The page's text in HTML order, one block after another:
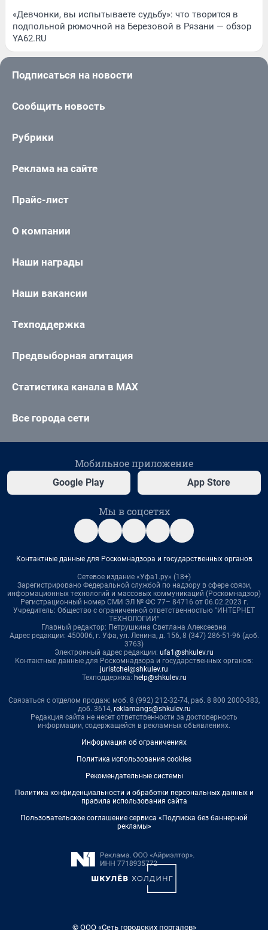
«Девчонки, вы испытываете судьбу»: что творится в
подпольной рюмочной на Березовой в Рязани — обзор
YA62.RU
Подписаться на новости
Сообщить новость
Рубрики
Реклама на сайте
Прайс-лист
О компании
Наши награды
Наши вакансии
Техподдержка
Предвыборная агитация
Статистика канала в MAX
Все города сети
Мобильное приложение
Google Play App Store
Мы в соцсетях
Контактные данные для Роскомнадзора и государственных органов
Сетевое издание «Уфа1.ру» (18+)
Зарегистрировано Федеральной службой по надзору в сфере связи,
информационных технологий и массовых коммуникаций (Роскомнадзор)
Регистрационный номер СМИ ЭЛ № ФС 77– 84716 от 06.02.2023 г.
Учредитель: Общество с ограниченной ответственностью "ИНТЕРНЕТ
ТЕХНОЛОГИИ"
Главный редактор: Петрушкина Светлана Алексеевна
Адрес редакции: 450006, г. Уфа, ул. Ленина, д. 156, 8 (347) 286-51-96 (доб.
3763)
Электронный адрес редакции: ufa1@shkulev.ru
Контактные данные для Роскомнадзора и государственных органов:
juristchel@shkulev.ru
Техподдержка: help@shkulev.ru
Связаться с отделом продаж: моб. 8 (992) 212-32-74, раб. 8 800 2000-383,
доб. 3614, reklamangs@shkulev.ru
Редакция сайта не несет ответственности за достоверность
информации, содержащейся в рекламных объявлениях.
Информация об ограничениях
Политика использования cookies
Рекомендательные системы
Политика конфиденциальности и обработки персональных данных и
правила использования сайта
Пользовательское соглашение сервиса «Подписка без баннерной
рекламы»
© ООО «Сеть городских порталов»